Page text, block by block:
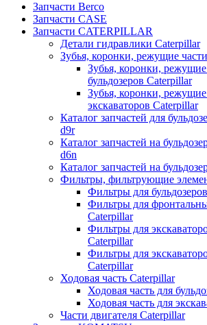
Запчасти Berco
Запчасти CASE
Запчасти CATERPILLAR
Детали гидравлики Caterpillar
Зубья, коронки, режущие
Зубья, коронки, режущие
бульдозеров Caterpillar
Зубья, коронки, режущие
экскаваторов Caterpillar
Каталог запчастей для
d9r
Каталог запчастей на
d6n
Каталог запчастей на
Фильтры, фильтрующие
Фильтры для
Фильтры для
Caterpillar
Фильтры для
Caterpillar
Фильтры для
Caterpillar
Ходовая часть Caterpillar
Ходовая часть для
Ходовая часть для
Части двигателя Caterpillar